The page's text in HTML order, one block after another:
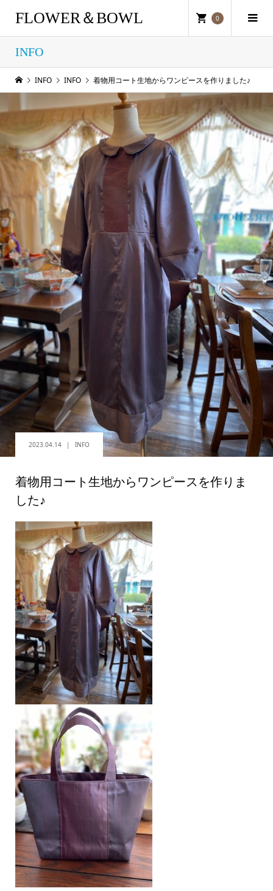
FLOWER＆BOWL 0
INFO
INFO INFO 着物用コート生地からワンピースを作りました♪
2023.04.14 INFO
着物用コート生地からワンピースを作りま
した♪